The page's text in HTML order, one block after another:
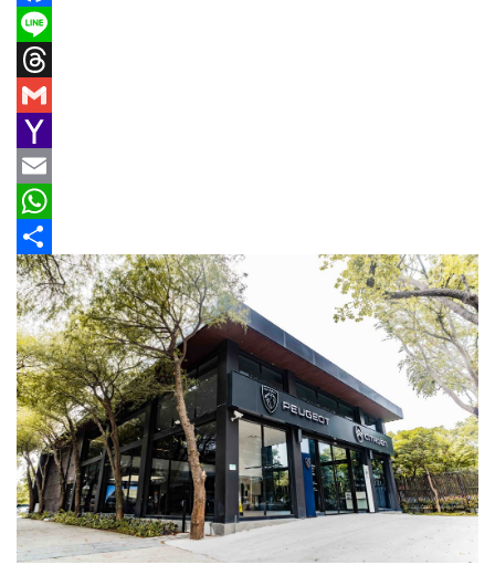
首
頁
新
車
情
報
車
輛
空
間
實
測
汽
車
／
機
車
F
a
c
b
o
o
k
L
e
T
r
e
a
d
s
G
m
a
l
Y
a
h
o
o
M
a
i
l
E
m
a
i
l
W
h
a
t
s
A
p
p
分
享